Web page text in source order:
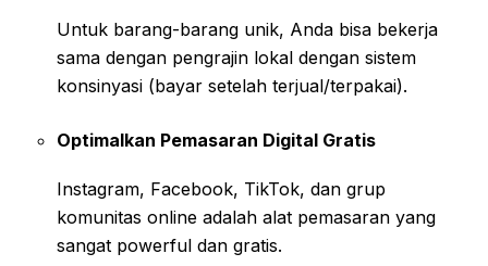
Untuk barang-barang unik, Anda bisa bekerja
sama dengan pengrajin lokal dengan sistem
konsinyasi (bayar setelah terjual/terpakai).
Optimalkan Pemasaran Digital Gratis
Instagram, Facebook, TikTok, dan grup
komunitas online adalah alat pemasaran yang
sangat powerful dan gratis.